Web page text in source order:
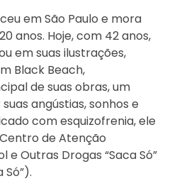
em São Paulo e mora
anos. Hoje, com 42 anos,
em suas ilustrações,
Black Beach,
de suas obras, um
angústias, sonhos e
com esquizofrenia, ele
de Atenção
e Outras Drogas “Saca Só”
Só”).